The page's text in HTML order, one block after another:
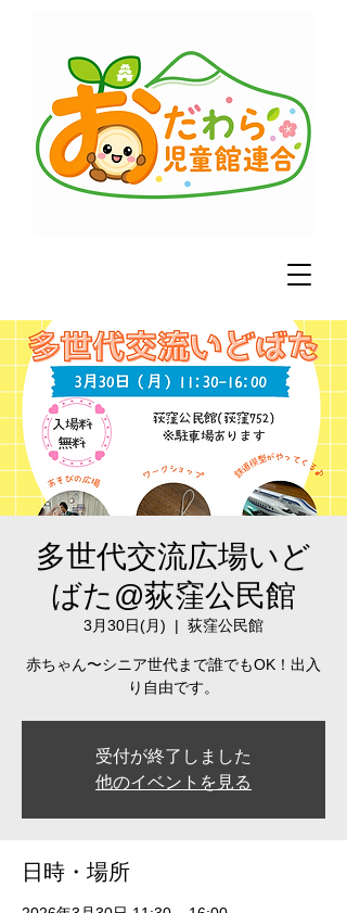
多世代交流広場いど
ばた@荻窪公民館
3月30日(月)
  |
荻窪公民館
赤ちゃん〜シニア世代まで誰でもOK！出入
り自由です。
受付が終了しました
他のイベントを見る
日時・場所